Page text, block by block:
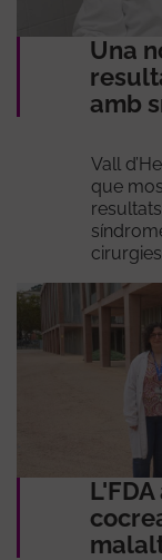
Una
amb
Vall
que